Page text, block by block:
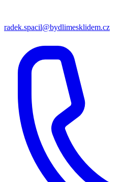
radek.spacil@bydlimesklidem.cz